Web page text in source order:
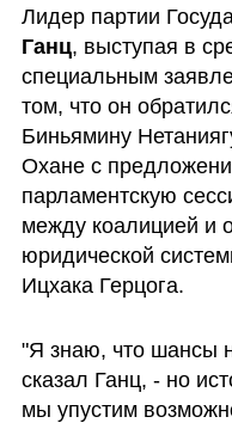
Лидер партии
Ганц, выступая в
специальным
том, что он
Биньямину
Охане с
парламентскую
между коалицией и
юридической
Ицхака Герцога.
"Я знаю, что шансы
сказал Ганц, - но
мы упустим